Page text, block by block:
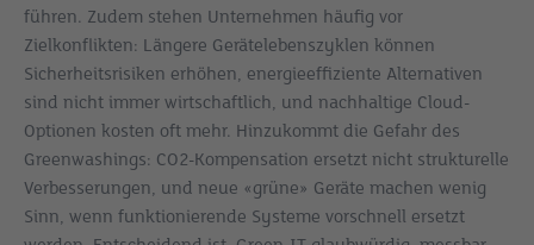
führen. Zudem stehen Unternehmen häufig vor
Zielkonflikten: Längere Gerätelebenszyklen können
Sicherheitsrisiken erhöhen, energieeffiziente Alternativen
sind nicht immer wirtschaftlich, und nachhaltige Cloud-
Optionen kosten oft mehr. Hinzukommt die Gefahr des
Greenwashings: CO2-Kompensation ersetzt nicht strukturelle
Verbesserungen, und neue «grüne» Geräte machen wenig
Sinn, wenn funktionierende Systeme vorschnell ersetzt